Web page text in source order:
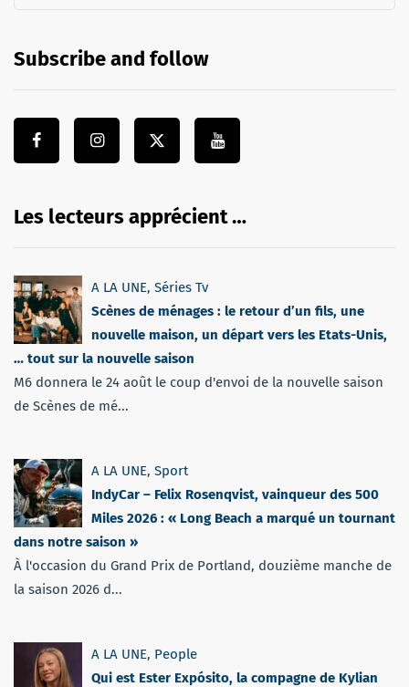
Subscribe and follow
Les lecteurs apprécient …
A LA UNE, Séries Tv
Scènes de ménages : le retour d’un fils, une
nouvelle maison, un départ vers les Etats-Unis,
… tout sur la nouvelle saison
M6 donnera le 24 août le coup d'envoi de la nouvelle saison
de Scènes de mé...
A LA UNE, Sport
IndyCar – Felix Rosenqvist, vainqueur des 500
Miles 2026 : « Long Beach a marqué un tournant
dans notre saison »
À l'occasion du Grand Prix de Portland, douzième manche de
la saison 2026 d...
A LA UNE, People
Qui est Ester Expósito, la compagne de Kylian